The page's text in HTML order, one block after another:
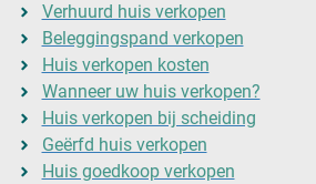
Verhuurd huis verkopen
Beleggingspand verkopen
Huis verkopen kosten
Wanneer uw huis verkopen?
Huis verkopen bij scheiding
Geërfd huis verkopen
Huis goedkoop verkopen